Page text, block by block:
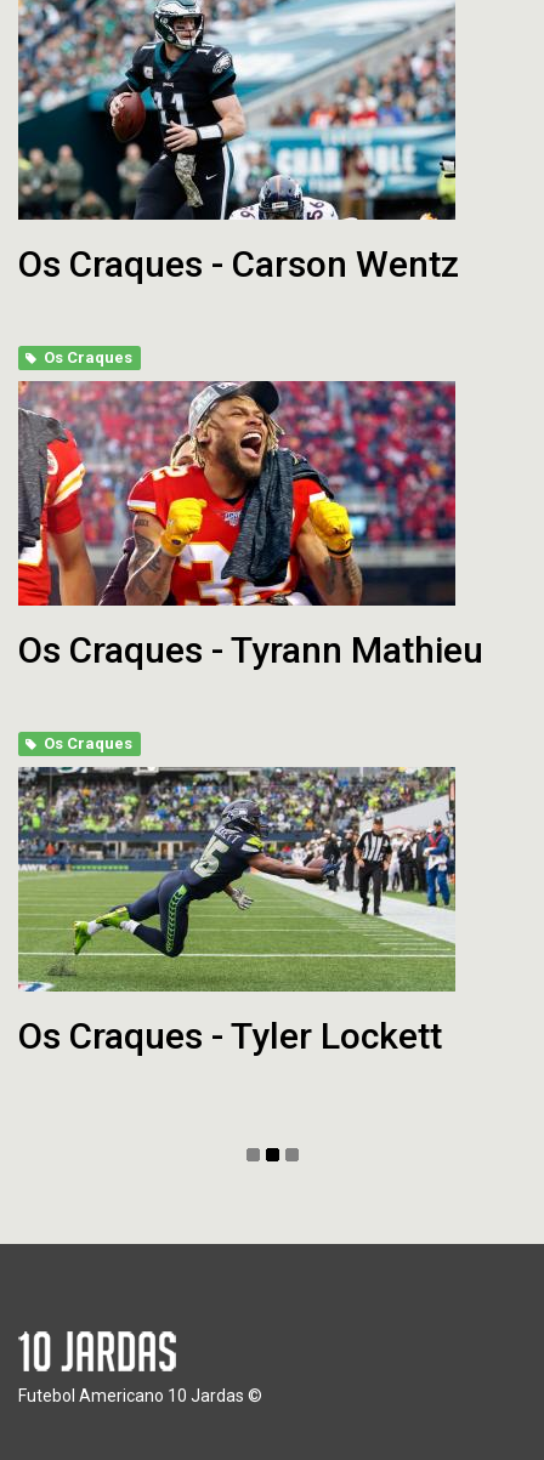
Os Craques - Carson Wentz
Os Craques
Os Craques - Tyrann Mathieu
Os Craques
Os Craques - Tyler Lockett
Futebol Americano 10 Jardas ©